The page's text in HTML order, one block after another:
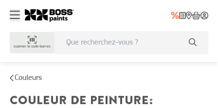
scanner le code-barres
Couleurs
COULEUR DE PEINTURE: